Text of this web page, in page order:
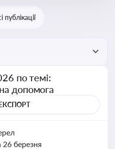
публікації
по темі:
допомога
26 березня